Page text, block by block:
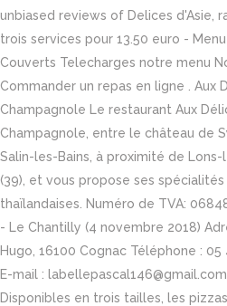
unbiased reviews of Delices d'Asie,
trois services pour 13.50 euro -
Couverts Telecharges notre menu
Commander un repas en ligne . Aux
Champagnole Le restaurant Aux
Champagnole, entre le château de
Salin-les-Bains, à proximité de
(39), et vous propose ses
thaïlandaises. Numéro de TVA:
- Le Chantilly (4 novembre 2018)
Hugo, 16100 Cognac Téléphone :
E-mail :
Disponibles en trois tailles, les